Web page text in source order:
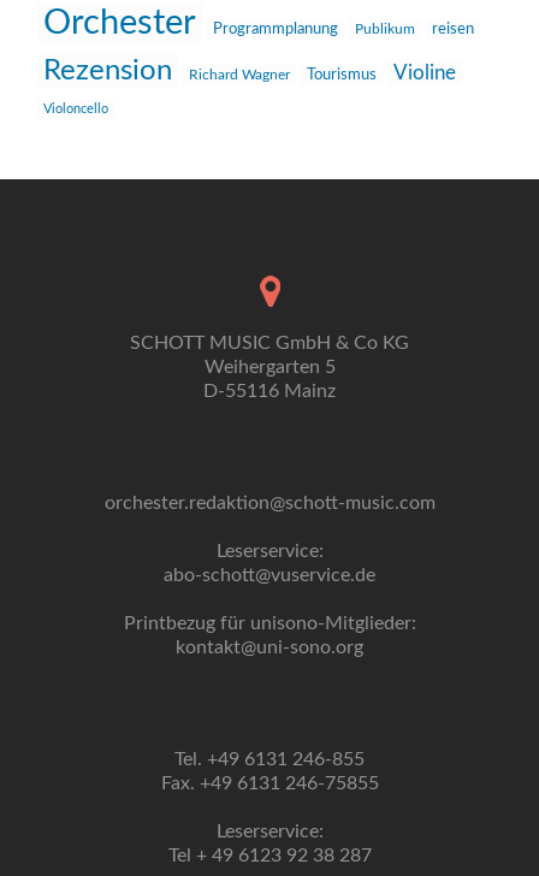
Orchester Programmplanung Publikum reisen
Rezension Richard Wagner Tourismus Violine
Violoncello
SCHOTT MUSIC GmbH & Co KG
Weihergarten 5
D-55116 Mainz
orchester.redaktion@schott-music.com
Leserservice:
abo-schott@vuservice.de
Printbezug für unisono-Mitglieder:
kontakt@uni-sono.org
Tel. +49 6131 246-855
Fax. +49 6131 246-75855
Leserservice:
Tel + 49 6123 92 38 287